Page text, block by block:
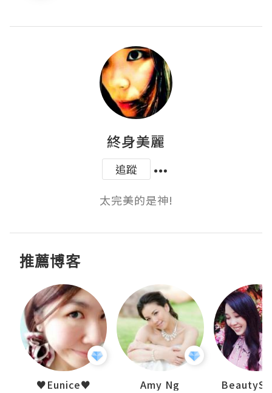
終身美麗
追蹤
太完美的是神!
推薦博客
♥Eunice♥ Amy Ng